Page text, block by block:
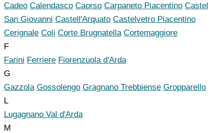
Cadeo Calendasco Caorso Carpaneto Piacentino Castel
San Giovanni Castell'Arquato Castelvetro Piacentino
Cerignale Coli Corte Brugnatella Cortemaggiore
F
Farini Ferriere Fiorenzuola d'Arda
G
Gazzola Gossolengo Gragnano Trebbiense Gropparello
L
Lugagnano Val d'Arda
M